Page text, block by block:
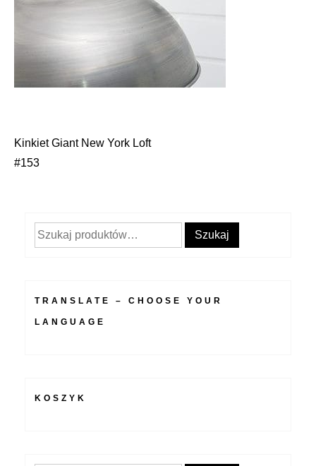
Nawigacja
Kinkiet Giant New York Loft
#153
Szukaj: Szukaj
TRANSLATE – CHOOSE YOUR
LANGUAGE
KOSZYK